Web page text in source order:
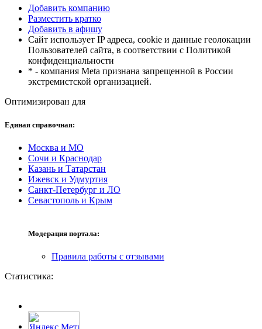
Добавить компанию
Разместить кратко
Добавить в афишу
Сайт использует IP адреса, cookie и данные геолокации
Пользователей сайта, в соответствии с Политикой
конфиденциальности
* - компания Meta признана запрещенной в России
экстремистской организацией.
Оптимизирован для
Единая справочная:
Москва и МО
Сочи и Краснодар
Казань и Татарстан
Ижевск и Удмуртия
Санкт-Петербург и ЛО
Севастополь и Крым
Модерация портала:
Правила работы с отзывами
Статистика: